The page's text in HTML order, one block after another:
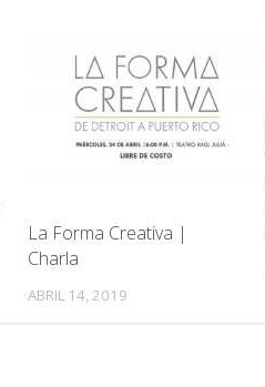
La Forma Creativa |
Charla
ABRIL 14, 2019